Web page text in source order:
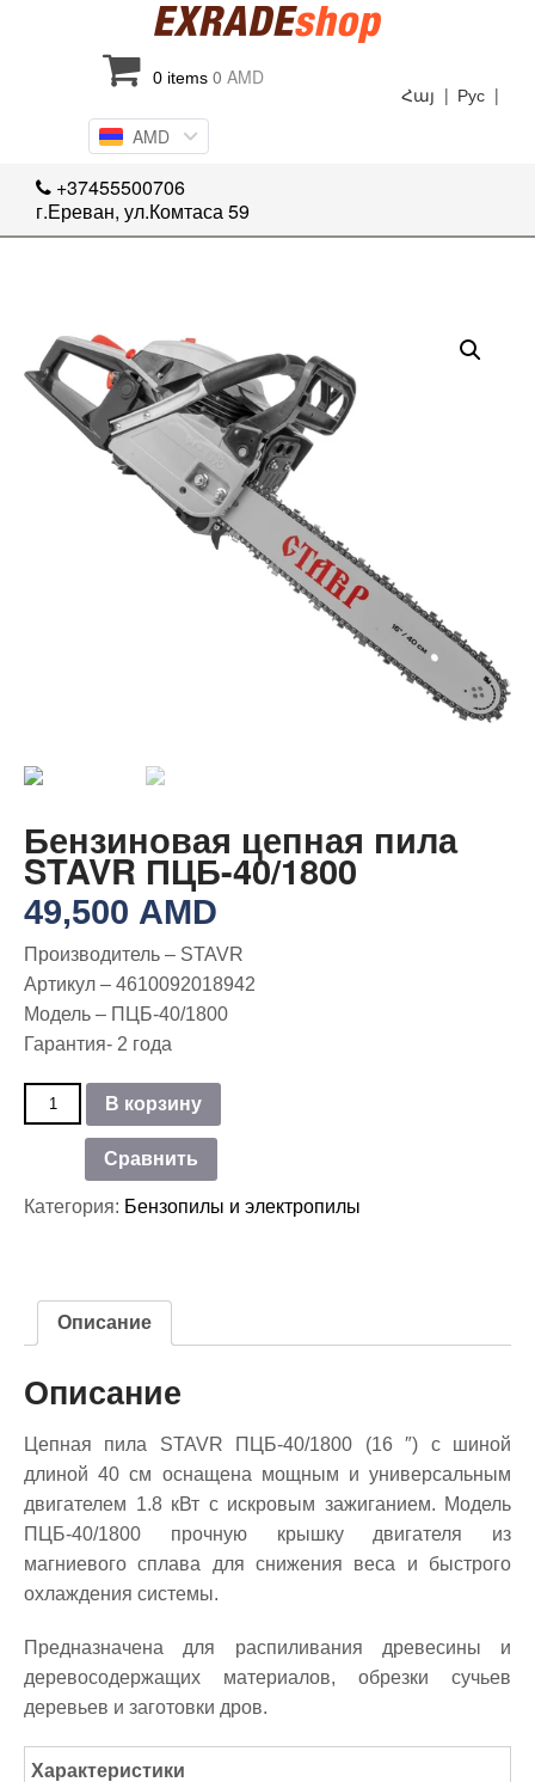
0 items 0 AMD
Рус |
Հայ |
AMD
+37455500706
г.Ереван, ул.Комтаса 59
Бензиновая цепная пила
STAVR ПЦБ-40/1800
49,500 AMD
Производитель – STAVR
Артикул – 4610092018942
Модель – ПЦБ-40/1800
Гарантия- 2 годa
Количество
Бензиновая
STAVR
В корзину
Сравнить
Категория: Бензопилы и электропилы
Описание
Описание
Цепная пила STAVR ПЦБ-40/1800 (16 ″) с шиной
длиной 40 см оснащена мощным и универсальным
двигателем 1.8 кВт с искровым зажиганием. Модель
ПЦБ-40/1800 прочную крышку двигателя из
магниевого сплава для снижения веса и быстрого
охлаждения системы.
Предназначена для распиливания древесины и
деревосодержащих материалов, обрезки сучьев
деревьев и заготовки дров.
Характеристики